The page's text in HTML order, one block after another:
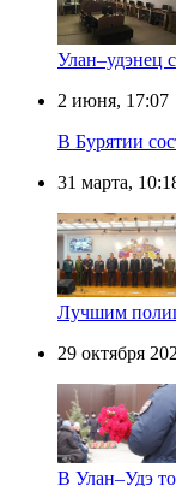
Улан–удэнец
2 июня, 17:07
В Бурятии
31 марта,
Лучшим
29 октября
В Улан–Удэ